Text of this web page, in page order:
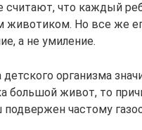
считают, что каждый
животиком. Но все же
а не умиление.
детского организма
большой живот, то
частому